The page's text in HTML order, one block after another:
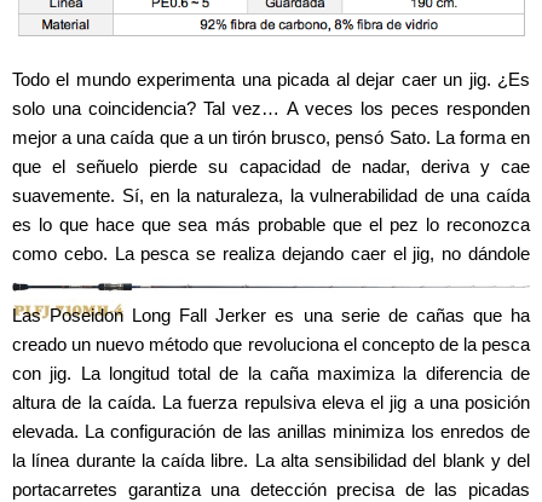
Todo el mundo experimenta una picada al dejar caer un jig. ¿Es
solo una coincidencia? Tal vez… A veces los peces responden
mejor a una caída que a un tirón brusco, pensó Sato. La forma en
que el señuelo pierde su capacidad de nadar, deriva y cae
suavemente. Sí, en la naturaleza, la vulnerabilidad de una caída
es lo que hace que sea más probable que el pez lo reconozca
como cebo. La pesca se realiza dejando caer el jig, no dándole
tirones.
Las Poseidon Long Fall Jerker es una serie de cañas que ha
creado un nuevo método que revoluciona el concepto de la pesca
con jig. La longitud total de la caña maximiza la diferencia de
altura de la caída. La fuerza repulsiva eleva el jig a una posición
elevada. La configuración de las anillas minimiza los enredos de
la línea durante la caída libre. La alta sensibilidad del blank y del
portacarretes garantiza una detección precisa de las picadas